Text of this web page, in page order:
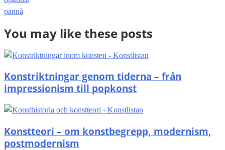
navigation
pannå
You may like these posts
Konstriktningar genom tiderna – från
impressionism till popkonst
Konstteori – om konstbegrepp, modernism,
postmodernism